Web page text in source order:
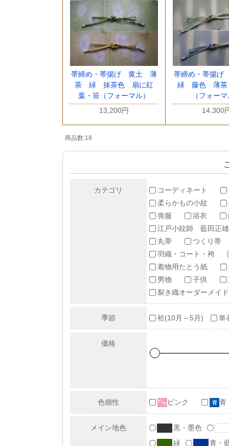
帯締め・帯揚げ 黄土 薄
茶 緑 抹茶色 扇に紅
葉・笹（フォーマル）
13,200円
帯締め・帯揚
緑 藤色 薄茶
（フォー
14,300
商品数:18
カテゴリ コーディネート
柔らかもの小紋
喪服
浴衣
江戸小紋師 藍田正
丸帯
つくり帯
羽織・コート・袴
着物用たとう紙
男物
子供
裂き織オーダーメイド
季節 袷(10月～5月) 単
価格
色個性 ピンク 青
メイン地色
黒・墨色
緑
青・